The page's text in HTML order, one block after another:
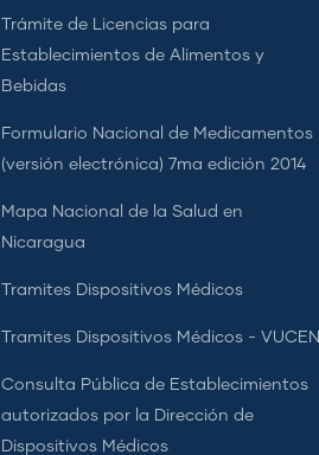
Trámite de Licencias para
Establecimientos de Alimentos y
Bebidas
Formulario Nacional de Medicamentos
(versión electrónica) 7ma edición 2014
Mapa Nacional de la Salud en
Nicaragua
Tramites Dispositivos Médicos
Tramites Dispositivos Médicos - VUCEN
Consulta Pública de Establecimientos
autorizados por la Dirección de
Dispositivos Médicos